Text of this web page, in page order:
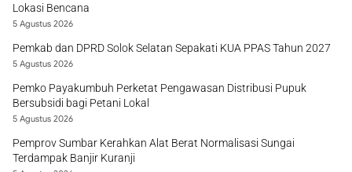
Lokasi Bencana
5 Agustus 2026
Pemkab dan DPRD Solok Selatan Sepakati KUA PPAS Tahun 2027
5 Agustus 2026
Pemko Payakumbuh Perketat Pengawasan Distribusi Pupuk
Bersubsidi bagi Petani Lokal
5 Agustus 2026
Pemprov Sumbar Kerahkan Alat Berat Normalisasi Sungai
Terdampak Banjir Kuranji